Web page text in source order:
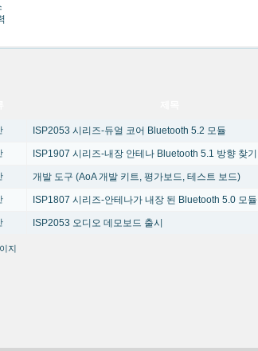
ISP2053 시리즈-듀얼 코어 Bluetooth 5.2 모듈
ISP1907 시리즈-내장 안테나 Bluetooth 5.1 방향 찾
개발 도구 (AoA 개발 키트, 평가보드, 테스트 보드)
ISP1807 시리즈-안테나가 내장 된 Bluetooth 5.0 모듈
ISP2053 오디오 데모보드 출시
지